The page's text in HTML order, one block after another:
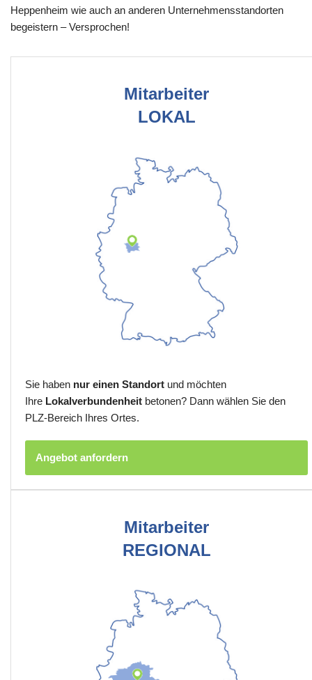
Heppenheim wie auch an anderen Unternehmensstandorten
begeistern – Versprochen!
Mitarbeiter
LOKAL
Sie haben nur einen Standort und möchten
Ihre Lokalverbundenheit betonen? Dann wählen Sie den
PLZ-Bereich Ihres Ortes.
Angebot anfordern
Mitarbeiter
REGIONAL